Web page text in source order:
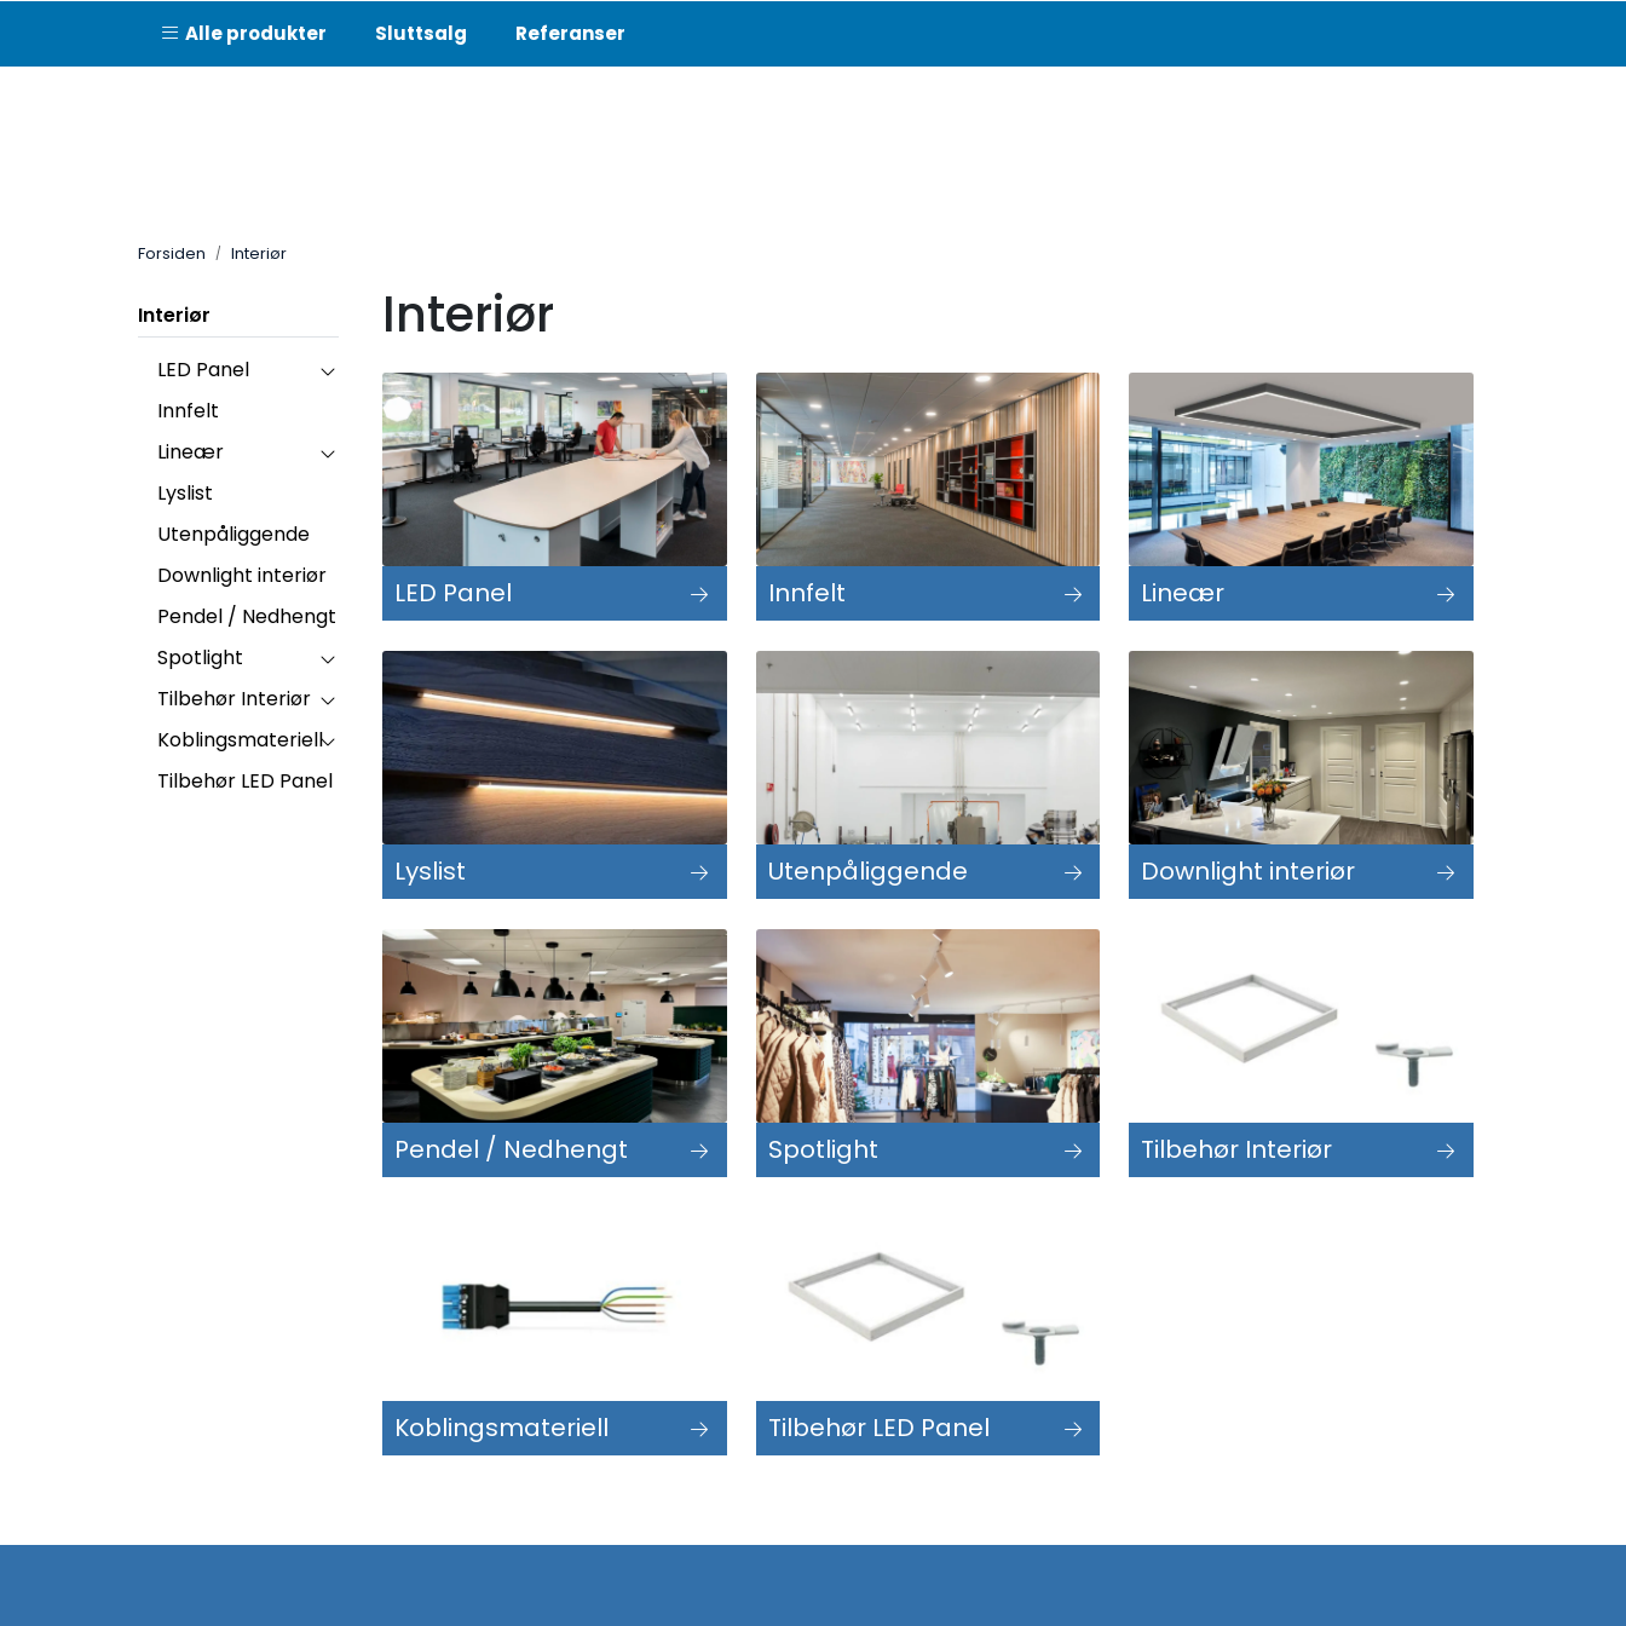
Alle produkter Sluttsalg Referanser
Forsiden Interiør
Interiør
LED Panel
Innfelt
Lineær
Lyslist
Utenpåliggende
Downlight interiør
Pendel / Nedhengt
Spotlight
Tilbehør Interiør
Koblingsmateriell
Tilbehør LED Panel
Interiør
LED Panel Innfelt Lineær
Lyslist Utenpåliggende Downlight interiør
Pendel / Nedhengt Spotlight Tilbehør Interiør
Koblingsmateriell Tilbehør LED Panel